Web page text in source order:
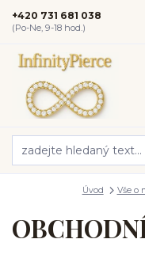
+420 731 681 038
(Po-Ne, 9-18 hod.)
Úvod Vše o